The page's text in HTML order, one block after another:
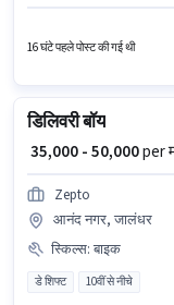
16 घंटे पहले पोस्ट की गई थी
डिलिवरी बॉय
₹ 35,000 - 50,000per
Zepto
आनंद नगर, जालंधर
स्किल्स: बाइक
डे शिफ्ट 10वीं से नीचे